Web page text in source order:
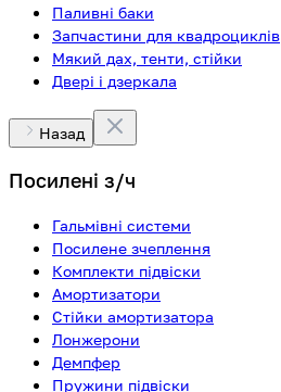
Паливні баки
Запчастини для квадроциклів
Мякий дах, тенти, стійки
Двері і дзеркала
Назад
Посилені з/ч
Гальмівні системи
Посилене зчеплення
Комплекти підвіски
Амортизатори
Стійки амортизатора
Лонжерони
Демпфер
Пружини підвіски